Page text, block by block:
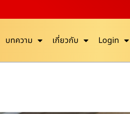
บทความ เกี่ยวกับ Login